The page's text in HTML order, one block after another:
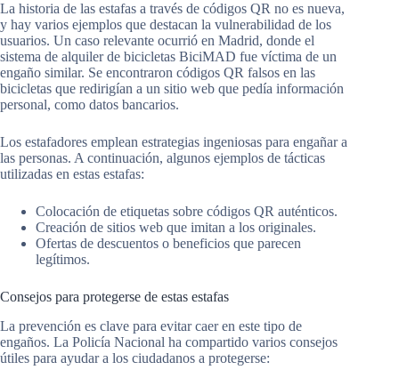
La historia de las estafas a través de códigos QR no es nueva,
y hay varios ejemplos que destacan la vulnerabilidad de los
usuarios. Un caso relevante ocurrió en Madrid, donde el
sistema de alquiler de bicicletas BiciMAD fue víctima de un
engaño similar. Se encontraron códigos QR falsos en las
bicicletas que redirigían a un sitio web que pedía información
personal, como datos bancarios.
Los estafadores emplean estrategias ingeniosas para engañar a
las personas. A continuación, algunos ejemplos de tácticas
utilizadas en estas estafas:
Colocación de etiquetas sobre códigos QR auténticos.
Creación de sitios web que imitan a los originales.
Ofertas de descuentos o beneficios que parecen
legítimos.
Consejos para protegerse de estas estafas
La prevención es clave para evitar caer en este tipo de
engaños. La Policía Nacional ha compartido varios consejos
útiles para ayudar a los ciudadanos a protegerse: